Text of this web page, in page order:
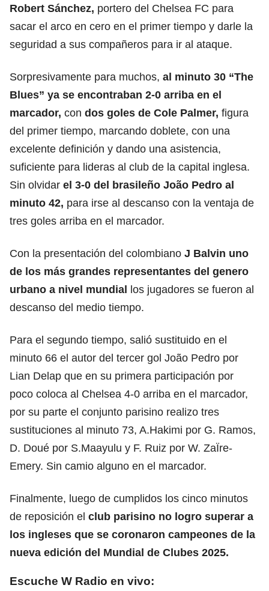
Robert Sánchez, portero del Chelsea FC para
sacar el arco en cero en el primer tiempo y darle la
seguridad a sus compañeros para ir al ataque.
Sorpresivamente para muchos, al minuto 30 “The
Blues” ya se encontraban 2-0 arriba en el
marcador, con dos goles de Cole Palmer, figura
del primer tiempo, marcando doblete, con una
excelente definición y dando una asistencia,
suficiente para lideras al club de la capital inglesa.
Sin olvidar el 3-0 del brasileño João Pedro al
minuto 42, para irse al descanso con la ventaja de
tres goles arriba en el marcador.
Con la presentación del colombiano J Balvin uno
de los más grandes representantes del genero
urbano a nivel mundial los jugadores se fueron al
descanso del medio tiempo.
Para el segundo tiempo, salió sustituido en el
minuto 66 el autor del tercer gol João Pedro por
Lian Delap que en su primera participación por
poco coloca al Chelsea 4-0 arriba en el marcador,
por su parte el conjunto parisino realizo tres
sustituciones al minuto 73, A.Hakimi por G. Ramos,
D. Doué por S.Maayulu y F. Ruiz por W. ZaÏre-
Emery. Sin camio alguno en el marcador.
Finalmente, luego de cumplidos los cinco minutos
de reposición el club parisino no logro superar a
los ingleses que se coronaron campeones de la
nueva edición del Mundial de Clubes 2025.
Escuche W Radio en vivo: